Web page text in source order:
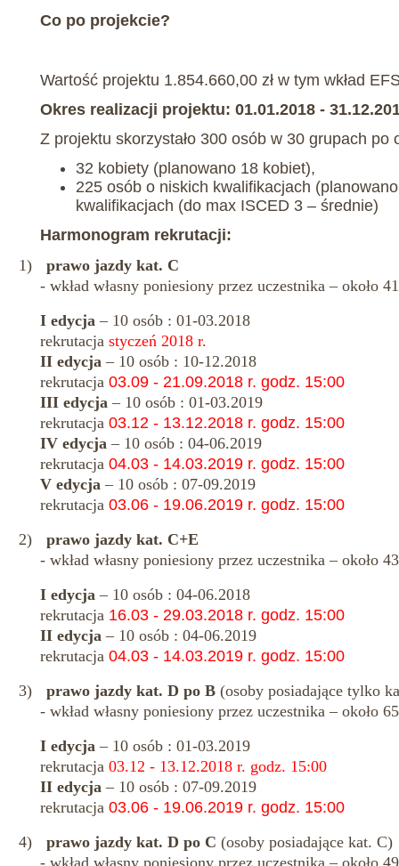
Co po projekcie?
Wartość projektu 1.854.660,00 zł w tym wkład
Okres realizacji projektu: 01.01.2018 -
Z projektu skorzystało 300 osób w 30 grupach po
32 kobiety (planowano 18 kobiet),
225 osób o niskich kwalifikacjach
kwalifikacjach (do max ISCED 3 – średnie)
Harmonogram rekrutacji:
1)
prawo jazdy kat. C
- wkład własny poniesiony przez uczestnika – około
I edycja – 10 osób : 01-03.2018
rekrutacja styczeń 2018 r.
II edycja – 10 osób : 10-12.2018
rekrutacja 03.09 - 21.09.2018 r. godz. 15:00
III edycja – 10 osób : 01-03.2019
rekrutacja 03.12 - 13.12.2018 r. godz. 15:00
IV edycja – 10 osób : 04-06.2019
rekrutacja 04.03 - 14.03.2019 r. godz. 15:00
V edycja – 10 osób : 07-09.2019
rekrutacja 03.06 - 19.06.2019 r. godz. 15:00
2)
prawo jazdy kat. C+E
- wkład własny poniesiony przez uczestnika – około
I edycja – 10 osób : 04-06.2018
rekrutacja 16.03 - 29.03.2018 r. godz. 15:00
II edycja – 10 osób : 04-06.2019
rekrutacja 04.03 - 14.03.2019 r. godz. 15:00
3)
prawo jazdy kat. D po B (osoby posiadające tylko
- wkład własny poniesiony przez uczestnika – około
I edycja – 10 osób : 01-03.2019
rekrutacja 03.12 - 13.12.2018 r. godz. 15:00
II edycja – 10 osób : 07-09.2019
rekrutacja 03.06 - 19.06.2019 r. godz. 15:00
4)
prawo jazdy kat. D po C (osoby posiadające kat. C)
- wkład własny poniesiony przez uczestnika – około